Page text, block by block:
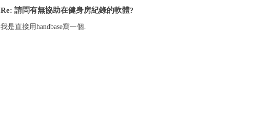
Re: 請問有無協助在健身房紀錄的軟體?
我是直接用handbase寫一個.